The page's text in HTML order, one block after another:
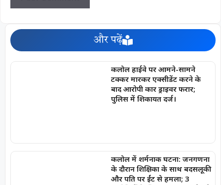
और पढ़ें
कलोल हाईवे पर आमने-सामने
टक्कर मारकर एक्सीडेंट करने के
बाद आरोपी कार ड्राइवर फरार;
पुलिस में शिकायत दर्ज।
कलोल में शर्मनाक घटना: जनगणना
के दौरान शिक्षिका के साथ बदसलूकी
और पति पर ईंट से हमला; 3